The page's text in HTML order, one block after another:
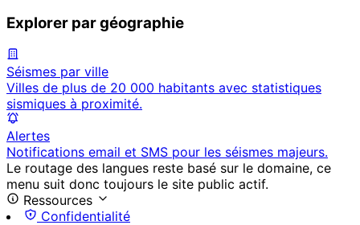
Explorer par géographie
Séismes par ville
Villes de plus de 20 000 habitants avec statistiques
sismiques à proximité.
Alertes
Notifications email et SMS pour les séismes majeurs.
Le routage des langues reste basé sur le domaine, ce
menu suit donc toujours le site public actif.
Ressources
Confidentialité